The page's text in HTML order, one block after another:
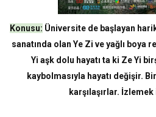
Konusu: Üniversite de başlayan
sanatında olan Ye Zi ve yağlı boya
Yi aşk dolu hayatı ta ki Ze Yi
kaybolmasıyla hayatı değişir.
karşılaşırlar. İzlemek